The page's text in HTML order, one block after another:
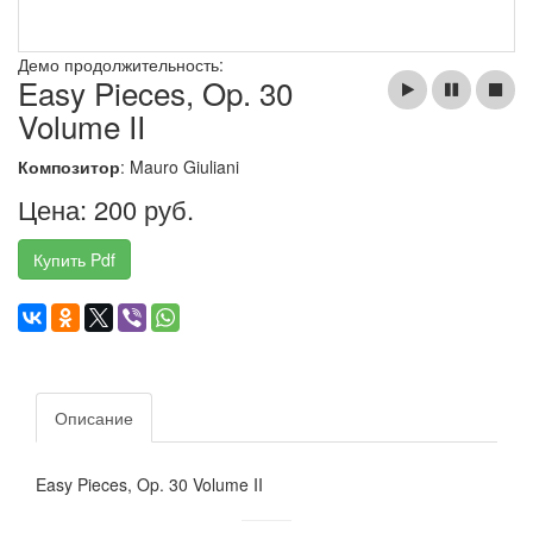
Демо продолжительность:
Easy Pieces, Op. 30
Volume II
Композитор: Mauro Giuliani
Цена: 200 руб.
Купить Pdf
Описание
Easy Pieces, Op. 30 Volume II